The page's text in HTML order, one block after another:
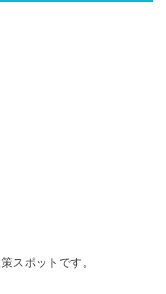
スポットです。